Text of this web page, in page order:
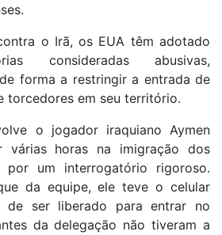
o Irã, os EUA têm adotado
consideradas abusivas,
forma a restringir a entrada de
torcedores em seu território.
o jogador iraquiano Aymen
várias horas na imigração dos
por um interrogatório rigoroso.
da equipe, ele teve o celular
de ser liberado para entrar no
da delegação não tiveram a